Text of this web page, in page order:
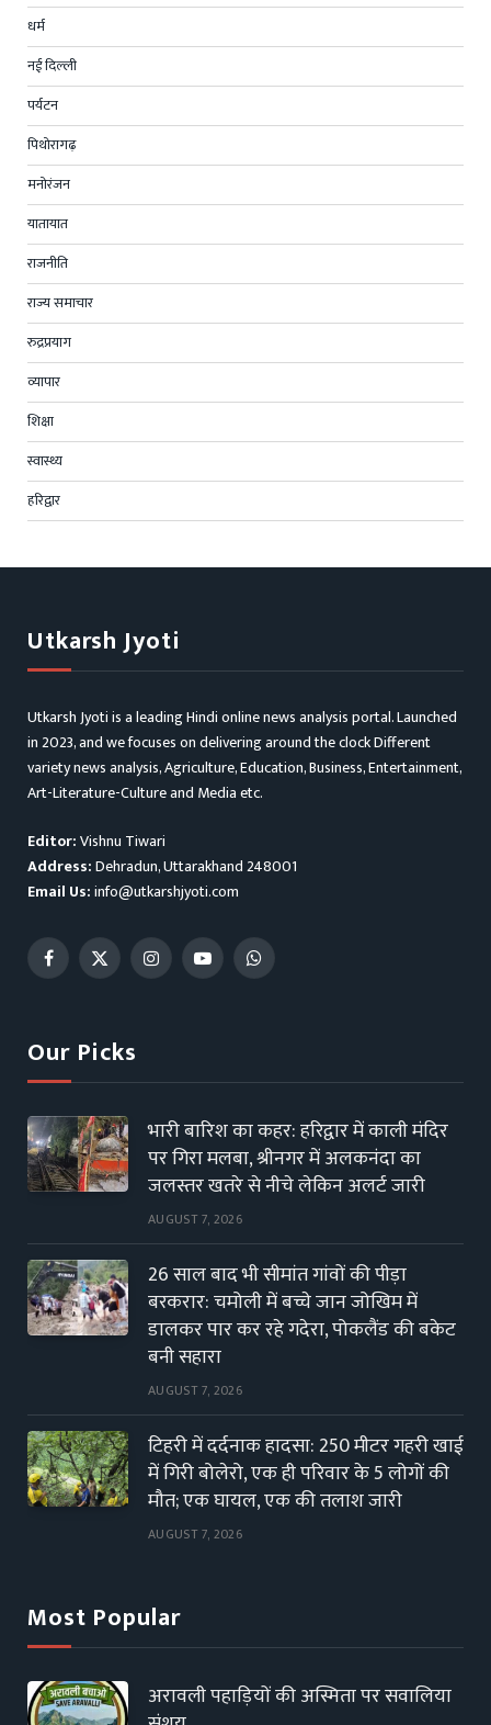
धर्म
नई दिल्ली
पर्यटन
पिथोरागढ़
मनोरंजन
यातायात
राजनीति
राज्य समाचार
रुद्रप्रयाग
व्यापार
शिक्षा
स्वास्थ्य
हरिद्वार
Utkarsh Jyoti
Utkarsh Jyoti is a leading Hindi online news analysis portal. Launched
in 2023, and we focuses on delivering around the clock Different
variety news analysis, Agriculture, Education, Business, Entertainment,
Art-Literature-Culture and Media etc.
Editor:Vishnu Tiwari
Address:Dehradun, Uttarakhand 248001
Email Us:info@utkarshjyoti.com
Facebook
X
InstagramYouTubeWhatsApp
Our Picks
भारी बारिश का कहर: हरिद्वार में काली मंदिर
पर गिरा मलबा, श्रीनगर में अलकनंदा का
जलस्तर खतरे से नीचे लेकिन अलर्ट जारी
AUGUST 7, 2026
26 साल बाद भी सीमांत गांवों की पीड़ा
बरकरार: चमोली में बच्चे जान जोखिम में
डालकर पार कर रहे गदेरा, पोकलैंड की बकेट
बनी सहारा
AUGUST 7, 2026
टिहरी में दर्दनाक हादसा: 250 मीटर गहरी खाई
में गिरी बोलेरो, एक ही परिवार के 5 लोगों की
मौत; एक घायल, एक की तलाश जारी
AUGUST 7, 2026
Most Popular
अरावली पहाड़ियों की अस्मिता पर सवालिया